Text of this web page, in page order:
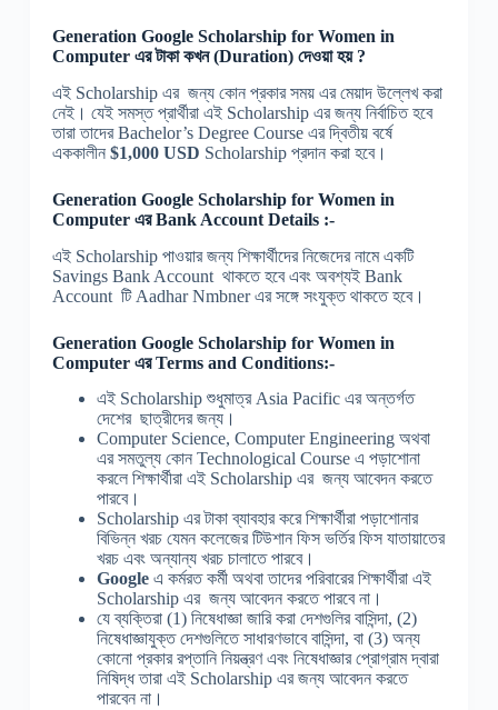
Generation Google Scholarship for Women in
Computerএর টাকা কখন (Duration) দেওয়া হয় ?
এই Scholarship এর জন্য কোন প্রকার সময় এর মেয়াদ উল্লেখ করা
নেই। যেই সমস্ত প্রার্থীরা এই Scholarship এর জন্য নির্বাচিত হবে
তারা তাদের Bachelor’s Degree Course এর দ্বিতীয় বর্ষে
এককালীন $1,000 USD Scholarship প্রদান করা হবে।
Generation Google Scholarship for Women in
Computerএর Bank Account Details :-
এই Scholarship পাওয়ার জন্য শিক্ষার্থীদের নিজেদের নামে একটি
Savings Bank Account থাকতে হবে এবং অবশ্যই Bank
Account টি Aadhar Nmbner এর সঙ্গে সংযুক্ত থাকতে হবে।
Generation Google Scholarship for Women in
Computer এরTerms and Conditions:-
এই Scholarship শুধুমাত্র Asia Pacific এর অন্তর্গত
দেশের ছাত্রীদের জন্য।
Computer Science, Computer Engineering অথবা
এর সমতুল্য কোন Technological Course এ পড়াশোনা
করলে শিক্ষার্থীরা এই Scholarship এর জন্য আবেদন করতে
পারবে।
Scholarship এর টাকা ব্যাবহার করে শিক্ষার্থীরা পড়াশোনার
বিভিন্ন খরচ যেমন কলেজের টিউশান ফিস ভর্তির ফিস যাতায়াতের
খরচ এবং অন্যান্য খরচ চালাতে পারবে।
Googleএ কর্মরত কর্মী অথবা তাদের পরিবারের শিক্ষার্থীরা এই
Scholarship এর জন্য আবেদন করতে পারবে না।
যে ব্যক্তিরা (1) নিষেধাজ্ঞা জারি করা দেশগুলির বাসিন্দা, (2)
নিষেধাজ্ঞাযুক্ত দেশগুলিতে সাধারণভাবে বাসিন্দা, বা (3) অন্য
কোনো প্রকার রপ্তানি নিয়ন্ত্রণ এবং নিষেধাজ্ঞার প্রোগ্রাম দ্বারা
নিষিদ্ধ তারা এই Scholarship এর জন্য আবেদন করতে
পারবেন না।